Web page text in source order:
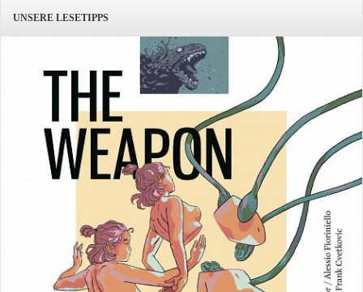
UNSERE LESETIPPS